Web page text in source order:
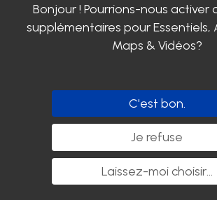
GENERALES DE VENTE
Mentions légales
Certifications SIROCO
Clayens
Carrière chez SIROCO
Bonjour ! Pourrions-nous activer
supplémentaires pourEssentiels,
Maps & Vidéos?
Laissez-moi choisir...
Je refuse
C'est bon.